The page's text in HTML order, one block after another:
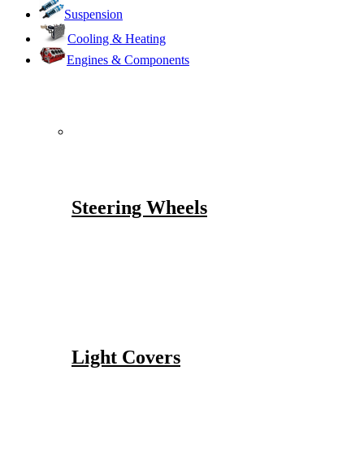
Suspension
Cooling & Heating
Engines & Components
Steering Wheels
Light Covers